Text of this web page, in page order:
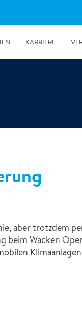
KARRIERE
aber trotzdem
beim Wacken